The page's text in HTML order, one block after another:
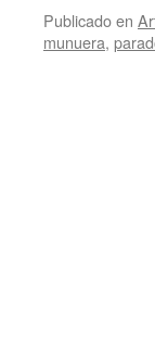
Publicado en
munuera,